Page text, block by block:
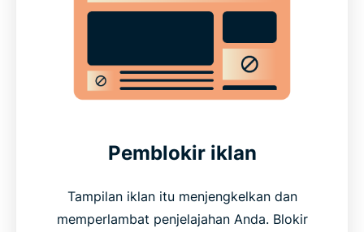
FAQs about VPN features
Pemblokir iklan
Tampilan iklan itu menjengkelkan dan
memperlambat penjelajahan Anda. Blokir